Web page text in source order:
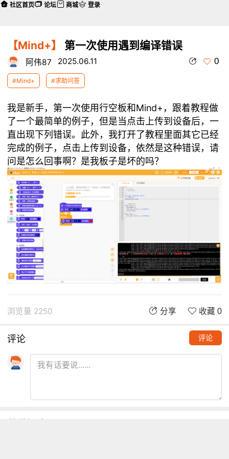
【Mind+】 第一次使用遇到编译错误
阿伟87 2025.06.11 0
#Mind+ #求助问答
我是新手，第一次使用行空板和Mind+，跟着教程做
了一个最简单的例子，但是当点击上传到设备后，一
直出现下列错误。此外，我打开了教程里面其它已经
完成的例子，点击上传到设备，依然是这种错误，请
问是怎么回事啊？是我板子是坏的吗？
浏览量 2250 分享 收藏 0
评论 评论
社区首页 论坛 商城 登录